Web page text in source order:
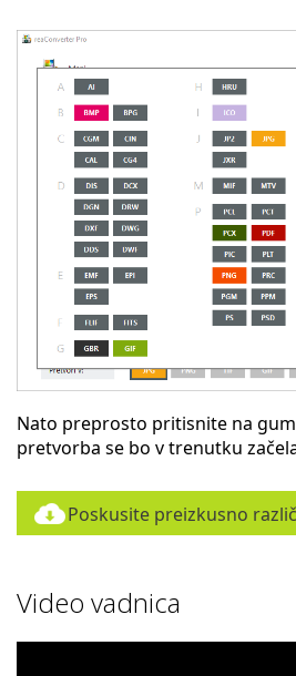
Nato preprosto pritisnite na
pretvorba se bo v trenutku
Poskusite preizkusno
Video vadnica